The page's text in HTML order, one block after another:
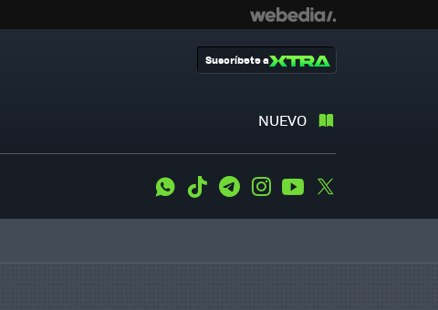
NUEVO
Suscríbete a
WhatsApp
Tiktok TelegramInstagramYoutube